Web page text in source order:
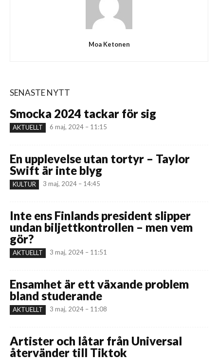
Moa Ketonen
SENASTE NYTT
Smocka 2024 tackar för sig
AKTUELLT 6 maj, 2024 – 11:15
En upplevelse utan tortyr – Taylor
Swift är inte blyg
KULTUR 3 maj, 2024 – 14:45
Inte ens Finlands president slipper
undan biljettkontrollen – men vem
gör?
AKTUELLT 3 maj, 2024 – 11:51
Ensamhet är ett växande problem
bland studerande
AKTUELLT 3 maj, 2024 – 11:08
Artister och låtar från Universal
återvänder till Tiktok